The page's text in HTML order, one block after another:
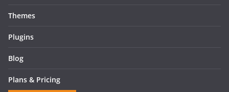
Themes
Plugins
Blog
Plans & Pricing